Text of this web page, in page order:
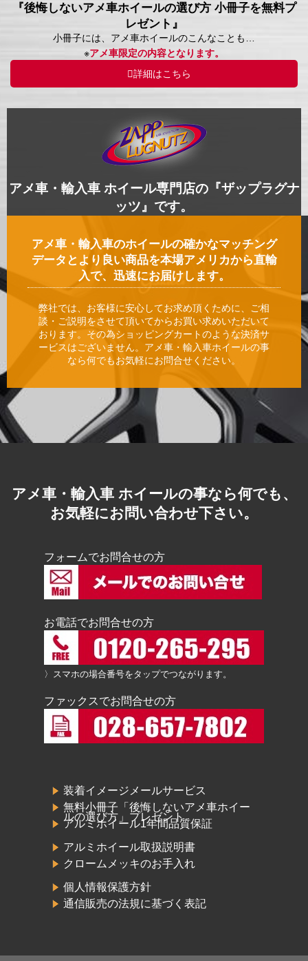
『後悔しないアメ車ホイールの選び方 小冊子を無料プ
レゼント』
小冊子には、アメ車ホイールのこんなことも…
※アメ車限定の内容となります。
詳細はこちら
アメ車・輸入車 ホイール専門店の『ザップラグナ
ッツ』です。
アメ車・輸入車のホイールの確かなマッチング
データとより良い商品を本場アメリカから直輸
入で、迅速にお届けします。
弊社では、お客様に安心してお求め頂くために、ご相
談・ご説明をさせて頂いてからお買い求めいただいて
おります。その為ショッピングカートのような決済サ
ービスはございません。アメ車・輸入車ホイールの事
なら何でもお気軽にお問合せください。
アメ車・輸入車 ホイールの事なら何でも、
お気軽にお問い合わせ下さい。
フォームでお問合せの方
お電話でお問合せの方
〉スマホの場合番号をタップでつながります。
ファックスでお問合せの方
装着イメージメールサービス
無料小冊子「後悔しないアメ車ホイー
ルの選び方」プレゼント
アルミホイール1年間品質保証
アルミホイール取扱説明書
クロームメッキのお手入れ
個人情報保護方針
通信販売の法規に基づく表記